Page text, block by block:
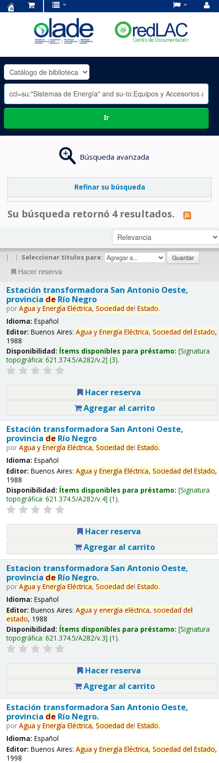
OLADE
-
Ir
Búsqueda avanzada
Refinar su búsqueda
Su búsqueda retornó 4 resultados.
| | Seleccionar títulos para:
Hacer reserva
Estación transformadora San Antonio Oeste,
provincia deRío Negro
por Agua y Energía Eléctrica, Sociedad del Estado.
Idioma: Español
Editor: Buenos Aires: Agua y Energía Eléctrica, Sociedad del Estado,
1988
Disponibilidad: Ítems disponibles para préstamo: Signatura
topográfica: 621.374.5/A282/v.2 (3).
Hacer reserva
Agregar al carrito
Estación transformadora San Antoni Oeste,
provincia deRío Negro
por Agua y Energía Eléctrica, Sociedad del Estado.
Idioma: Español
Editor: Buenos Aires: Agua y Energía Eléctrica, Sociedad del Estado,
1988
Disponibilidad: Ítems disponibles para préstamo: Signatura
topográfica: 621.374.5/A282/v.4 (1).
Hacer reserva
Agregar al carrito
Estacion transformadora San Antonio Oeste,
provincia deRío Negro.
por Agua y Energía Eléctrica, Sociedad del Estado.
Idioma: Español
Editor: Buenos Aires: Agua y energía eléctrica, sociedad del
estado, 1988
Disponibilidad: Ítems disponibles para préstamo: Signatura
topográfica: 621.374.5/A282/v.3 (1).
Hacer reserva
Agregar al carrito
Estación transformadora San Antonio Oeste,
provincia deRío Negro.
por Agua y Energía Eléctrica, Sociedad del Estado.
Idioma: Español
Editor: Buenos Aires: Agua y Energía Eléctrica, Sociedad del Estado,
1998